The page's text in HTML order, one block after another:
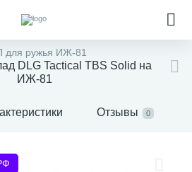
для ружья ИЖ-81
DLG Tactical TBS Solid на
ИЖ-81
Отзывы 0